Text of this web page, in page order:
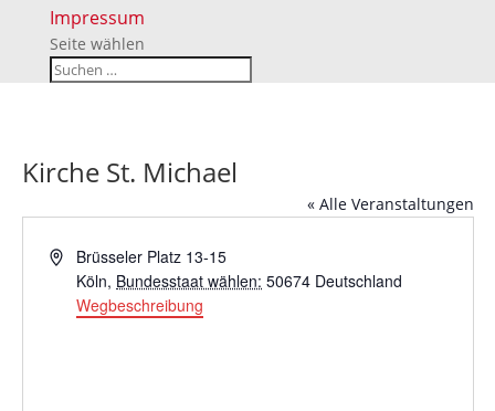
Impressum
Seite wählen
Kirche St. Michael
« Alle Veranstaltungen
AdresseBrüsseler Platz 13-15
Köln, Bundesstaat wählen: 50674 Deutschland
Wegbeschreibung